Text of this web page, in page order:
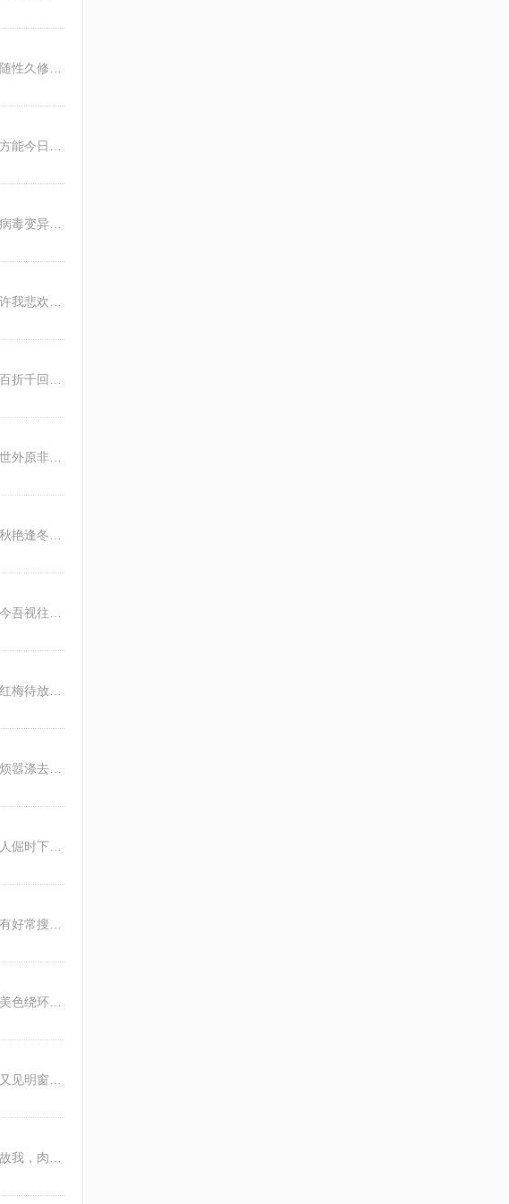
各地新冠持续多，解封影里细凿磨。 灾如洪兽谁能抵，人若蜉蝣力几何。 阳性分隔图灭迹，病毒变异赛穿梭。 三年抗疫今平躺，祸
平生寥对影和书，眼底年光任卷舒。 紫陌朝行逢薤露，红尘暮践遇华胥。 人间本是修心地，世外原非隐士居。 仔细思量来去路，永
偶涉江城意莫违，孤身只影与谁归？ 飘摇任运无根草，烂漫随心带雨薇。 岑寂袭来人独坐，烦嚣涤去雁单飞。 四邻相聚不相识，赢
知命之年一晃过，生来拗性渐消磨。 缠藤小道行应惯，碍眼风尘避已多。 功败素常曾不忍，人倔时下咋哼歌。 诚知贫贱无从改，纵
千秋功过信谁说，居易更留长恨歌。 安史乱匪终是警，开元盛世又如何。 大权独握清明少，美色绕环沉湎多。 最是倾国成玉殉，至